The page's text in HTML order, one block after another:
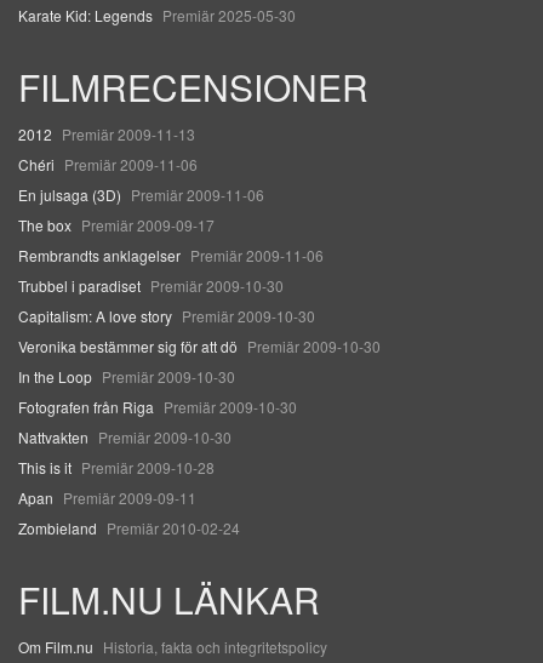
Karate Kid: Legends Premiär 2025-05-30
FILMRECENSIONER
2012 Premiär 2009-11-13
Chéri Premiär 2009-11-06
En julsaga (3D) Premiär 2009-11-06
The box Premiär 2009-09-17
Rembrandts anklagelser Premiär 2009-11-06
Trubbel i paradiset Premiär 2009-10-30
Capitalism: A love story Premiär 2009-10-30
Veronika bestämmer sig för att dö Premiär 2009-10-30
In the Loop Premiär 2009-10-30
Fotografen från Riga Premiär 2009-10-30
Nattvakten Premiär 2009-10-30
This is it Premiär 2009-10-28
Apan Premiär 2009-09-11
Zombieland Premiär 2010-02-24
FILM.NU LÄNKAR
Om Film.nu Historia, fakta och integritetspolicy